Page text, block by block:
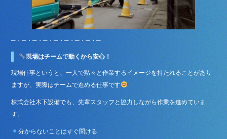
─・─・─・─・─・─・─・─・─
現場はチームで動くから安心！
現場仕事というと、一人で黙々と作業するイメージを持たれることがあり
ますが、実際はチームで進める仕事です
株式会社木下設備でも、先輩スタッフと協力しながら作業を進めていま
す。
分からないことはすぐ聞ける